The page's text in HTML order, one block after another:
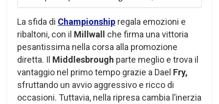
La sfida di Championship regala emozioni e
ribaltoni, con il Millwall che firma una vittoria
pesantissima nella corsa alla promozione
diretta. Il Middlesbrough parte meglio e trova il
vantaggio nel primo tempo grazie a Dael Fry,
sfruttando un avvio aggressivo e ricco di
occasioni. Tuttavia, nella ripresa cambia l’inerzia